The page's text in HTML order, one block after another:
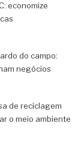
economize
do campo:
negócios
de reciclagem
o meio ambiente